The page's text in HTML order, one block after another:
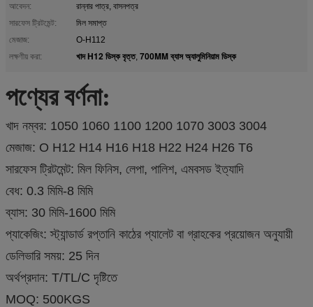
আবেদন:
রান্নার পাত্র, বাসনপত্র
সারফেস ট্রিটমেন্ট:
মিল সমাপ্ত
মেজাজ:
O-H112
লক্ষণীয় করা:
খাদ H12 ডিস্ক বৃত্ত, 700MM ব্যাস অ্যালুমিনিয়াম ডিস্ক
পণ্যের বর্ণনা:
খাদ নম্বর: 1050 1060 1100 1200 1070 3003 3004
মেজাজ: O H12 H14 H16 H18 H22 H24 H26 T6
সারফেস ট্রিটমেন্ট: মিল ফিনিস, লেপা, পালিশ, এমবসড ইত্যাদি
বেধ: 0.3 মিমি-8 মিমি
ব্যাস: 30 মিমি-1600 মিমি
প্যাকেজিং: স্ট্যান্ডার্ড রপ্তানি কাঠের প্যালেট বা গ্রাহকের প্রয়োজন অনুযায়ী
ডেলিভারি সময়: 25 দিন
অর্থপ্রদান: T/TL/C দৃষ্টিতে
MOQ: 500KGS